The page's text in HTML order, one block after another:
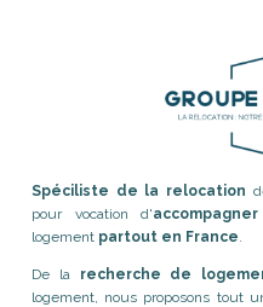
Spéciliste de la relocation
pour vocation d'accompagner
logement partout en France
De la recherche de
logement, nous proposons tout